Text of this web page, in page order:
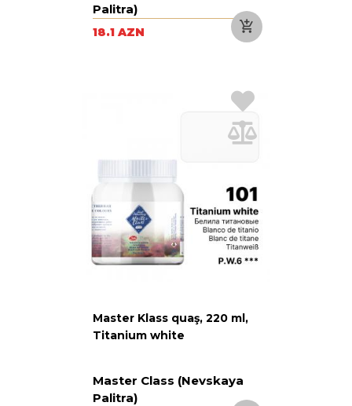
Palitra)
18.1 AZN
Master Klass quaş, 220 ml,
Titanium white
Master Class (Nevskaya
Palitra)